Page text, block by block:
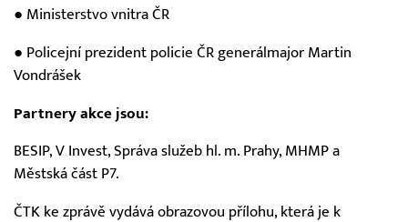
● Ministerstvo vnitra ČR
● Policejní prezident policie ČR generálmajor Martin
Vondrášek
Partnery akce jsou:
BESIP, V Invest, Správa služeb hl. m. Prahy, MHMP a
Městská část P7.
ČTK ke zprávě vydává obrazovou přílohu, která je k